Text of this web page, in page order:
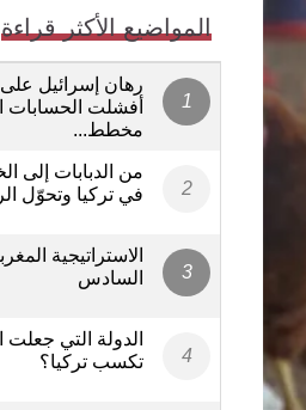
المواضيع الأكثر قراءة
رهان إسرائيل
أفشلت الحسابات
مخطط...
من الدبابات إلى
في تركيا وتحوّل
الاستراتيجية
السادس
الدولة التي
تكسب تركيا؟